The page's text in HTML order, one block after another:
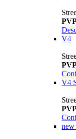
V4
V4
new